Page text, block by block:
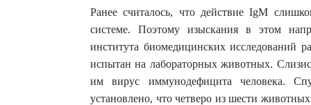
Ранее считалось, что действие IgM
системе. Поэтому изыскания в этом
института биомедицинских исследований
испытан на лабораторных животных.
им вирус иммунодефицита человека.
установлено, что четверо из шести